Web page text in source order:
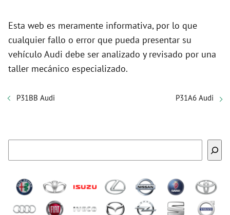
Esta web es meramente informativa, por lo que
cualquier fallo o error que pueda presentar su
vehículo Audi debe ser analizado y revisado por una
taller mecánico especializado.
P31BB Audi P31A6 Audi